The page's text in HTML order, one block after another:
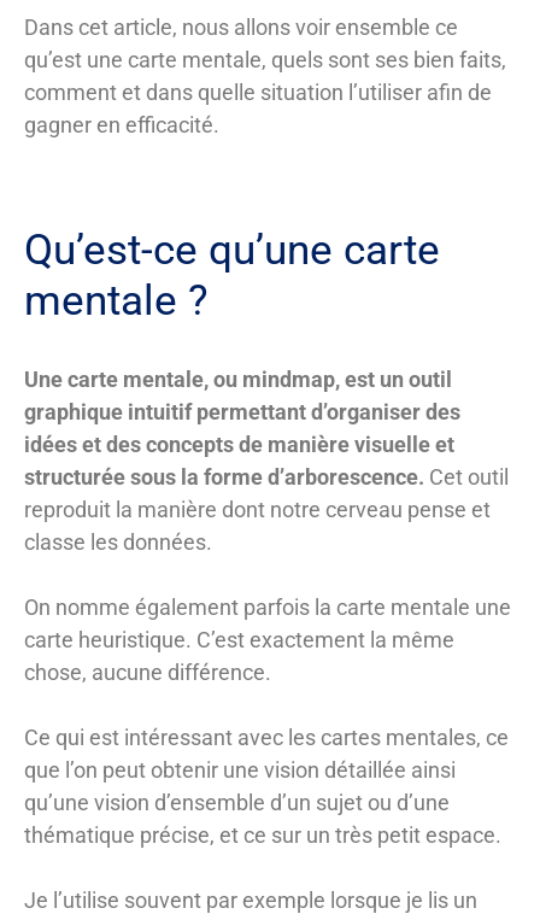
Dans cet article, nous allons voir ensemble ce
qu’est une carte mentale, quels sont ses bien faits,
comment et dans quelle situation l’utiliser afin de
gagner en efficacité.
Qu’est-ce qu’une carte
mentale ?
Une carte mentale, ou mindmap, est un outil
graphique intuitif permettant d’organiser des
idées et des concepts de manière visuelle et
structurée sous la forme d’arborescence. Cet outil
reproduit la manière dont notre cerveau pense et
classe les données.
On nomme également parfois la carte mentale une
carte heuristique. C’est exactement la même
chose, aucune différence.
Ce qui est intéressant avec les cartes mentales, ce
que l’on peut obtenir une vision détaillée ainsi
qu’une vision d’ensemble d’un sujet ou d’une
thématique précise, et ce sur un très petit espace.
Je l’utilise souvent par exemple lorsque je lis un